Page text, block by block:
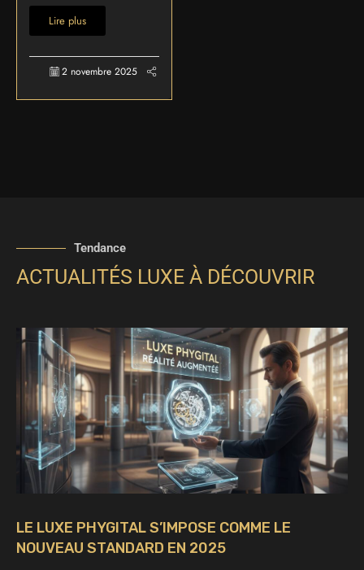
Lire plus
2 novembre 2025
Tendance
ACTUALITÉS LUXE À DÉCOUVRIR
LE LUXE PHYGITAL S’IMPOSE COMME LE
NOUVEAU STANDARD EN 2025